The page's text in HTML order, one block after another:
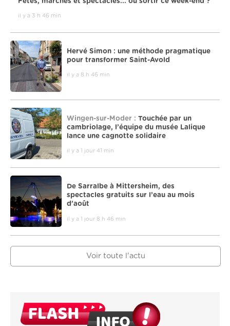
il y a 3 h 46 min
Hervé Simon : une méthode pragmatique
pour transformer Saint-Avold
il y a 8 h 46 min
Wingen-sur-Moder : Touchée par un
cambriolage, l’équipe du musée Lalique
lance une cagnotte solidaire
il y a 1 jour 41 min
De Sarralbe à Mittersheim, des
spectacles gratuits sur l’eau au mois
d’août
il y a 1 jour 8 h 46 min
Voir toute l'actu